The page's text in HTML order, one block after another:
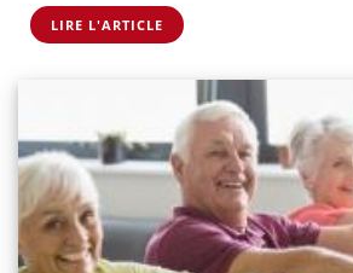
LIRE L'ARTICLE